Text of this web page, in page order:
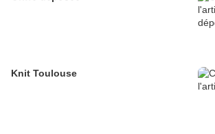
Knit Toulouse